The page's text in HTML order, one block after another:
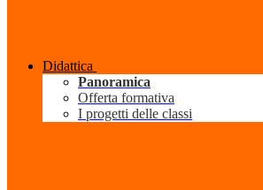
Didattica
Panoramica
Offerta formativa
I progetti delle classi